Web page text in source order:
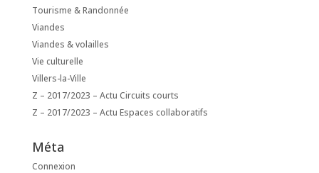
Tourisme & Randonnée
Viandes
Viandes & volailles
Vie culturelle
Villers-la-Ville
Z – 2017/2023 – Actu Circuits courts
Z – 2017/2023 – Actu Espaces collaboratifs
Méta
Connexion